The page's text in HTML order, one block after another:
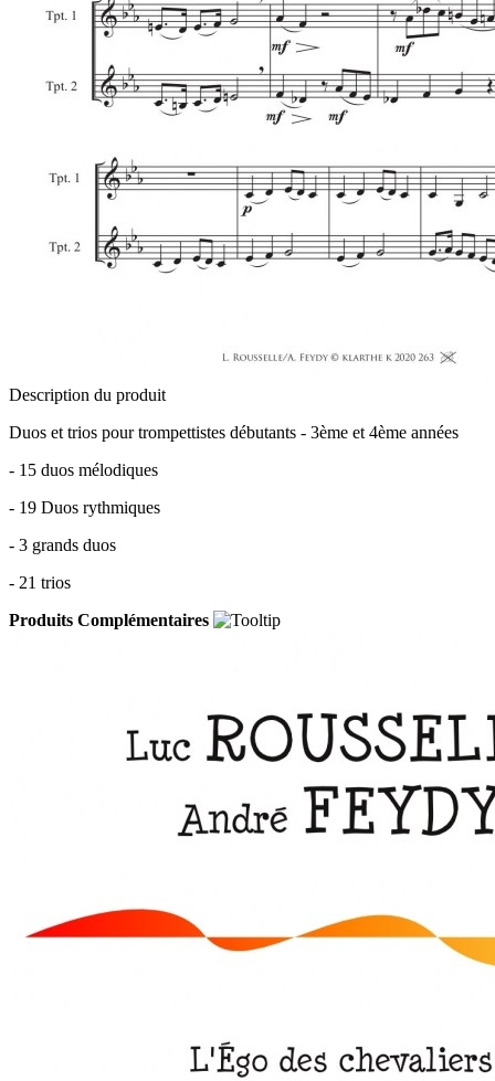
Description du produit
Duos et trios pour trompettistes débutants - 3ème et 4ème années
- 15 duos mélodiques
- 19 Duos rythmiques
- 3 grands duos
- 21 trios
Produits Complémentaires